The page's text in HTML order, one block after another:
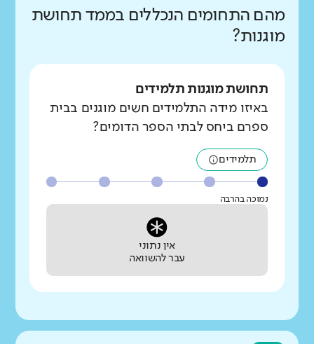
מהם התחומים הנכללים בממד תחושת
מוגנות?
תחושת מוגנות תלמידים
באיזו מידה התלמידים חשים מוגנים בבית
ספרם ביחס לבתי הספר הדומים?
תלמידים
נמוכה בהרבה
אין נתוני
עבר להשוואה